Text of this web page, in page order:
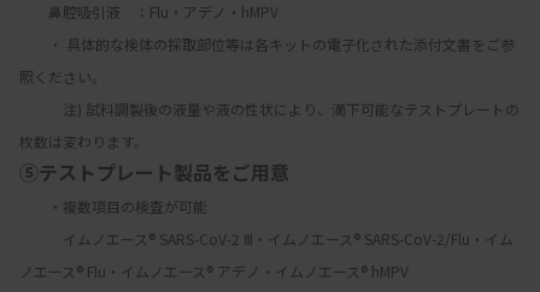
鼻腔吸引液　：Flu・アデノ・hMPV
・ 具体的な検体の採取部位等は各キットの電子化された添付文書をご参
照ください。
注) 試料調製後の液量や液の性状により、滴下可能なテストプレートの
枚数は変わります。
⑤テストプレート製品をご用意
・複数項目の検査が可能
イムノエース® SARS-CoV-2 Ⅲ・イムノエース® SARS-CoV-2/Flu・イム
ノエース® Flu・イムノエース® アデノ・イムノエース® hMPV